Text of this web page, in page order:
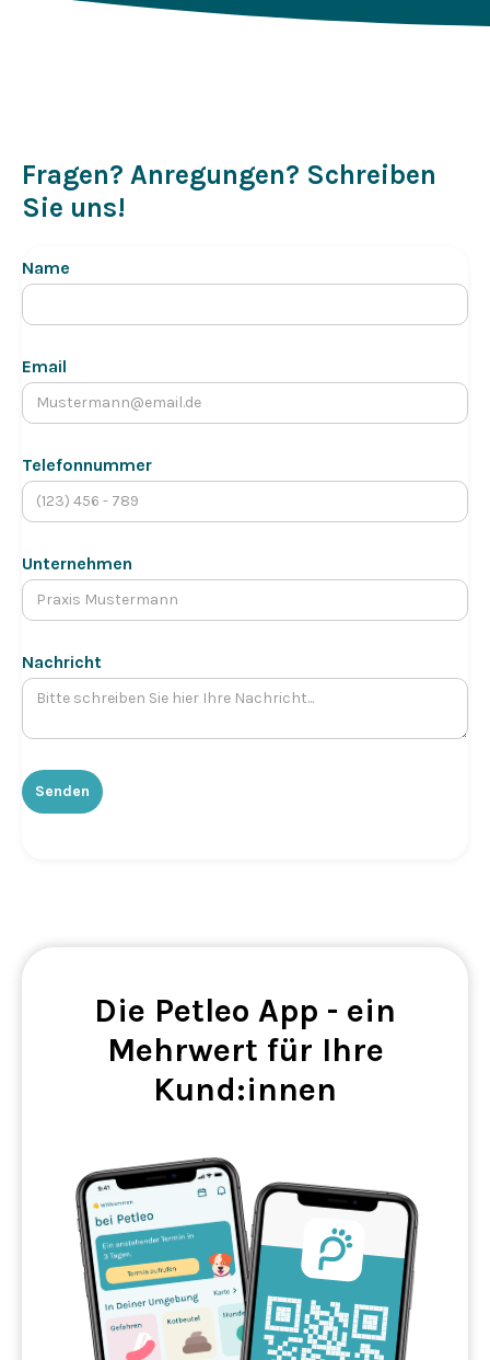
Fragen? Anregungen? Schreiben
Sie uns!
Name
Email
Telefonnummer
Unternehmen
Nachricht
Die Petleo App - ein
Mehrwert für Ihre
Kund:innen